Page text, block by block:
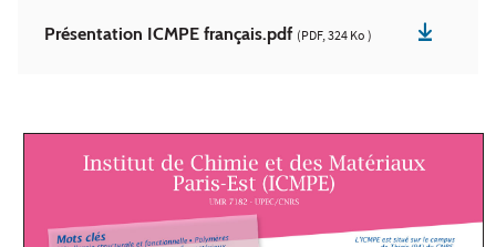
Présentation ICMPE français.pdf (PDF, 324 Ko )